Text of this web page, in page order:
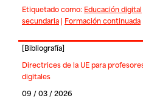
Etiquetado como: Educación digital
secundaria| Formación continuada|
[Bibliografía]
Directrices de la UE para
digitales
09 / 03 / 2026